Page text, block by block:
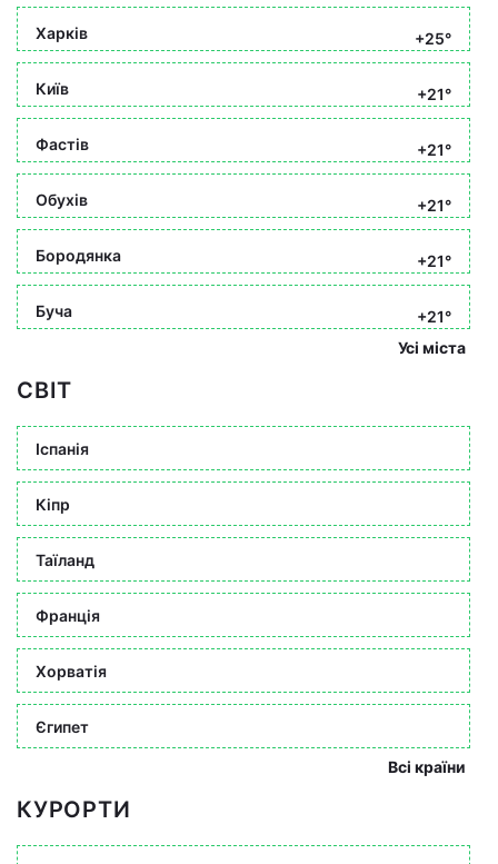
Харків +25°
Київ +21°
Фастів +21°
Обухів +21°
Бородянка +21°
Буча
+21°
Усі міста
СВІТ
Іспанія
Кіпр
Таїланд
Франція
Хорватія
Єгипет
Всі країни
КУРОРТИ